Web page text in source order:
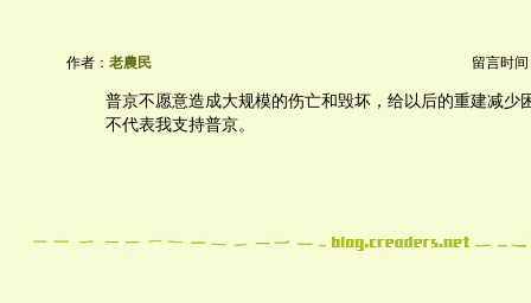
作者： 老農民 留言时间
普京不愿意造成大规模的伤亡和毁坏，给以后的重建减少
不代表我支持普京。